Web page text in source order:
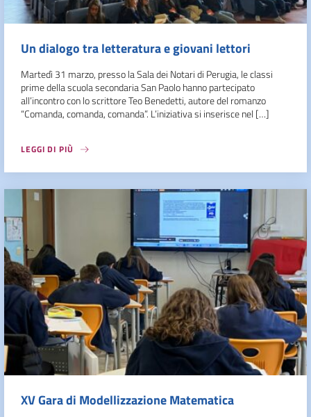
Un dialogo tra letteratura e giovani lettori
Martedì 31 marzo, presso la Sala dei Notari di Perugia, le classi
prime della scuola secondaria San Paolo hanno partecipato
all’incontro con lo scrittore Teo Benedetti, autore del romanzo
“Comanda, comanda, comanda”. L’iniziativa si inserisce nel […]
LEGGI DI PIÙ
XV Gara di Modellizzazione Matematica